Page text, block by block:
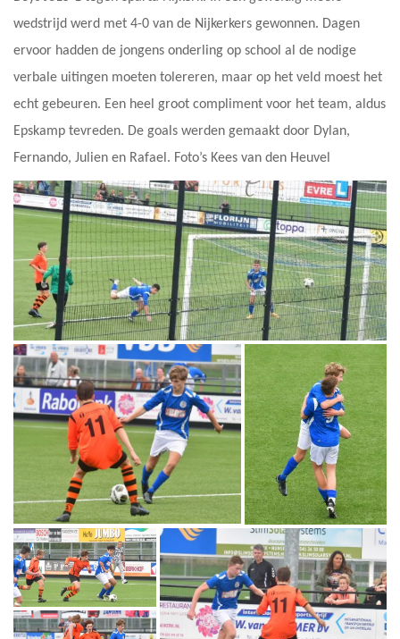
wedstrijd werd met 4-0 van de Nijkerkers gewonnen. Dagen
ervoor hadden de jongens onderling op school al de nodige
verbale uitingen moeten tolereren, maar op het veld moest het
echt gebeuren. Een heel groot compliment voor het team, aldus
Epskamp tevreden. De goals werden gemaakt door Dylan,
Fernando, Julien en Rafael. Foto’s Kees van den Heuvel